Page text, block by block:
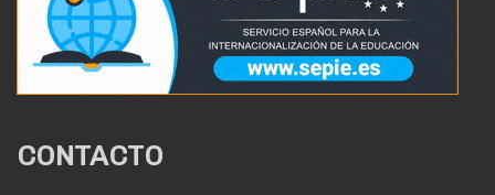
CONTACTO